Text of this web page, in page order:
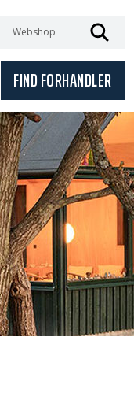
FIND FORHANDLER
Webshop